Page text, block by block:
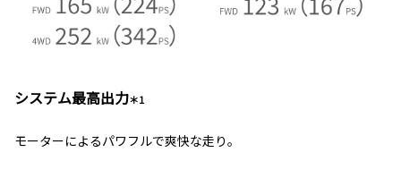
システム最高出力＊1
モーターによるパワフルで爽快な走り。